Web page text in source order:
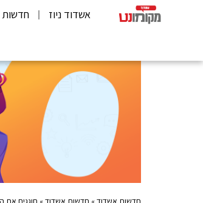
אשדוד ניוז חדשות